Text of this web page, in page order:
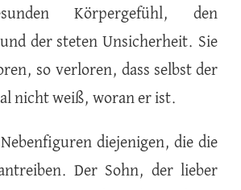
Körpergefühl, den
der steten Unsicherheit. Sie
so verloren, dass selbst der
nicht weiß, woran er ist.
diejenigen, die die
Der Sohn, der lieber